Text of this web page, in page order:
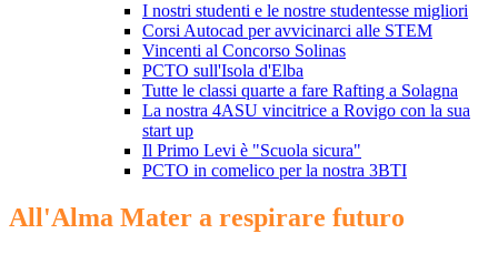
I nostri studenti e le nostre studentesse migliori
Corsi Autocad per avvicinarci alle STEM
Vincenti al Concorso Solinas
PCTO sull'Isola d'Elba
Tutte le classi quarte a fare Rafting a Solagna
La nostra 4ASU vincitrice a Rovigo con la sua
start up
Il Primo Levi è "Scuola sicura"
PCTO in comelico per la nostra 3BTI
All'Alma Mater a respirare futuro